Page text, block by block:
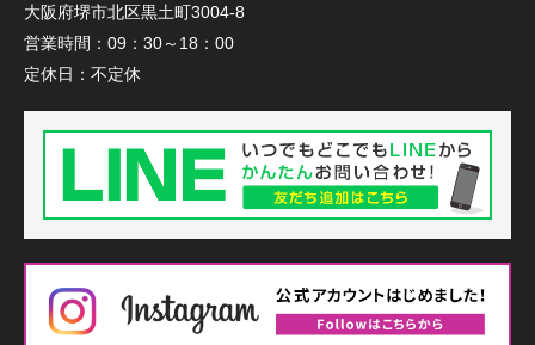
大阪府堺市北区黒土町3004-8
営業時間： 09：30～18：00
定休日： 不定休